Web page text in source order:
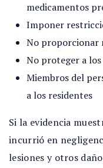
medicamentos
Imponer
No proporcionar
No proteger a
Miembros del
a los residentes
Si la evidencia
incurrió en
lesiones y otros